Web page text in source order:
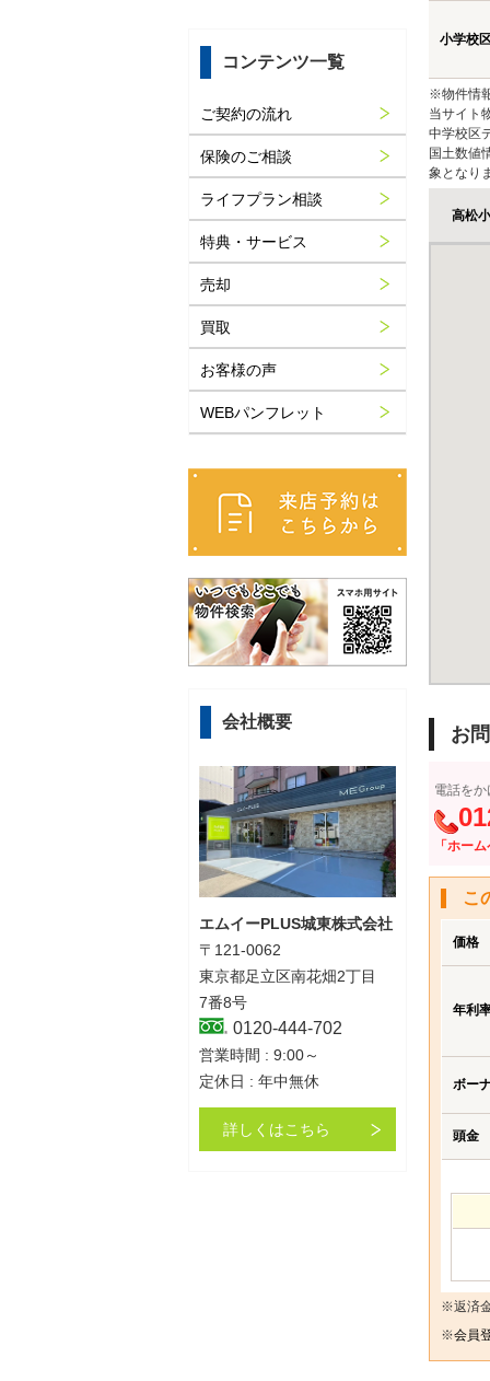
小学校
※物件情
当サイト
中学校区
国土数値
象となり
高松
お
電話を
「ホー
こ
価格
年利
ボー
頭金
※返済
※会員
コンテンツ一覧
ご契約の流れ
保険のご相談
ライフプラン相談
特典・サービス
売却
買取
お客様の声
WEBパンフレット
会社概要
エムイーPLUS城東株式会社
〒121-0062
東京都足立区南花畑2丁目
7番8号
0120-444-702
営業時間 : 9:00～
定休日 : 年中無休
詳しくはこちら